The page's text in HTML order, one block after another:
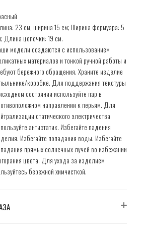
23 см, ширина 15 см; Ширина фермуара: 5
Длина цепочки: 19 см.
модели создаются с использованием
материалов и тонкой ручной работы и
бережного обращения. Храните изделие
коробке. Для поддержания текстуры
состоянии используйте пар в
направлении к перьям. Для
статического электричества
антистатик. Избегайте падения
Избегайте попадания воды. Избегайте
прямых солнечных лучей во избежании
цвета. Для ухода за изделием
бережной химчисткой.